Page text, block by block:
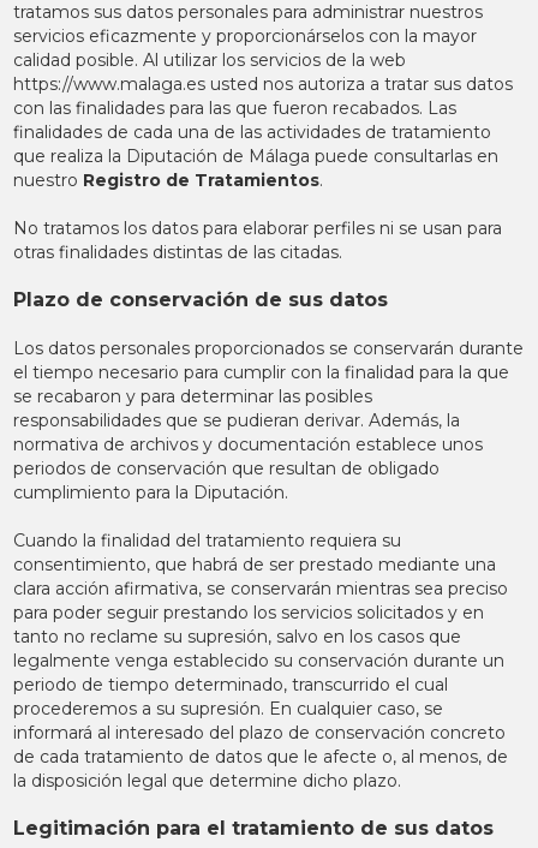
tratamos sus datos personales para administrar nuestros
servicios eficazmente y proporcionárselos con la mayor
calidad posible. Al utilizar los servicios de la web
https://www.malaga.es usted nos autoriza a tratar sus datos
con las finalidades para las que fueron recabados. Las
finalidades de cada una de las actividades de tratamiento
que realiza la Diputación de Málaga puede consultarlas en
nuestro Registro de Tratamientos.
No tratamos los datos para elaborar perfiles ni se usan para
otras finalidades distintas de las citadas.
Plazo de conservación de sus datos
Los datos personales proporcionados se conservarán durante
el tiempo necesario para cumplir con la finalidad para la que
se recabaron y para determinar las posibles
responsabilidades que se pudieran derivar. Además, la
normativa de archivos y documentación establece unos
periodos de conservación que resultan de obligado
cumplimiento para la Diputación.
Cuando la finalidad del tratamiento requiera su
consentimiento, que habrá de ser prestado mediante una
clara acción afirmativa, se conservarán mientras sea preciso
para poder seguir prestando los servicios solicitados y en
tanto no reclame su supresión, salvo en los casos que
legalmente venga establecido su conservación durante un
periodo de tiempo determinado, transcurrido el cual
procederemos a su supresión. En cualquier caso, se
informará al interesado del plazo de conservación concreto
de cada tratamiento de datos que le afecte o, al menos, de
la disposición legal que determine dicho plazo.
Legitimación para el tratamiento de sus datos